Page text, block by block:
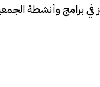
برامج وأنشطة